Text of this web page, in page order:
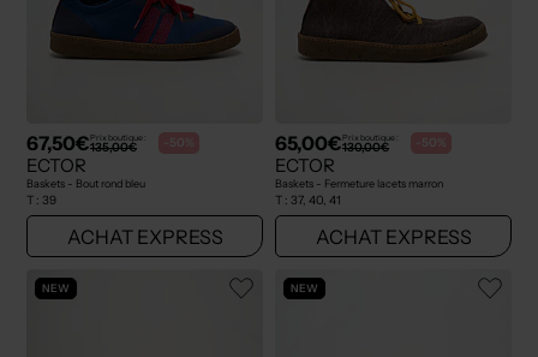
67,50€Prix boutique :
135,00€ -50%
ECTOR
Baskets - Bout rond bleu
T : 39
ACHAT EXPRESS
65,00€Prix boutique :
130,00€ -50%
ECTOR
Baskets - Fermeture lacets marron
T : 37, 40, 41
ACHAT EXPRESS
NEW NEW